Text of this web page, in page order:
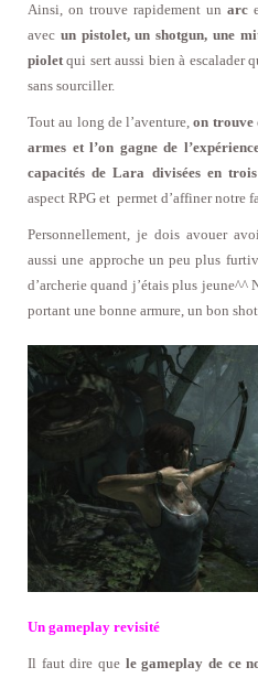
Ainsi, on trouve rapidement un arc
avec un pistolet, un shotgun, une
pioletqui sert aussi bien à escalader
sans sourciller.
Tout au long de l’aventure,on trouve
armes et l’on gagne de
capacités de Lara divisées en
aspect RPG et permet d’affiner notre
Personnellement, je dois avouer
aussi une approche un peu plus
d’archerie quand j’étais plus jeune^^
portant une bonne armure, un bon
Un gameplay revisité
Il faut dire que le gameplay de ce